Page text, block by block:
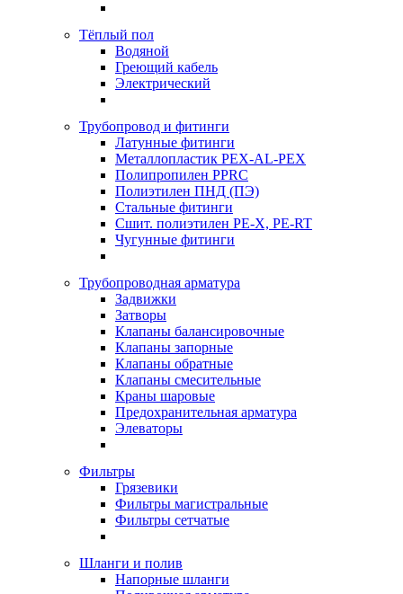
Тёплый пол
Водяной
Греющий кабель
Электрический
Трубопровод и фитинги
Латунные фитинги
Металлопластик PEX-AL-PEX
Полипропилен PPRC
Полиэтилен ПНД (ПЭ)
Стальные фитинги
Сшит. полиэтилен PE-X, PE-RT
Чугунные фитинги
Трубопроводная арматура
Задвижки
Затворы
Клапаны балансировочные
Клапаны запорные
Клапаны обратные
Клапаны смесительные
Краны шаровые
Предохранительная арматура
Элеваторы
Фильтры
Грязевики
Фильтры магистральные
Фильтры сетчатые
Шланги и полив
Напорные шланги